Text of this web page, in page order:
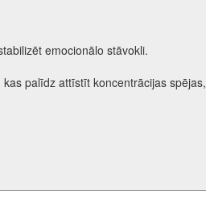
emocionālo stāvokli.
palīdz attīstīt koncentrācijas spējas,